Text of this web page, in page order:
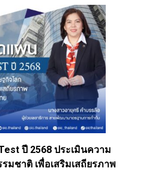
ปี 2568 ประเมินความ
มชาติ เพื่อเสริมเสถียรภาพ